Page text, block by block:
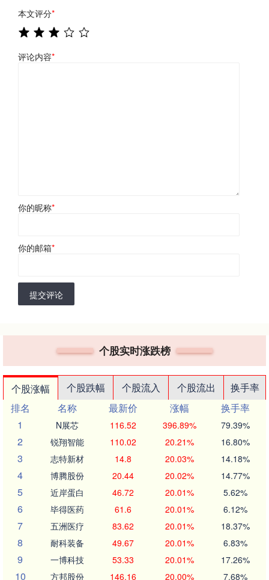
本文评分*
评论内容*
你的昵称*
你的邮箱*
提交评论
个股实时涨跌榜
个股涨幅 个股跌幅 个股流入 个股流出
换手率
排名
名称 最新价 涨幅
换手率
1
N展芯 116.52 396.89% 79.39%
2 锐翔智能 110.02 20.21% 16.80%
3 志特新材 14.8 20.03% 14.18%
4 博腾股份 20.44 20.02% 14.77%
5 近岸蛋白 46.72 20.01% 5.62%
6 毕得医药 61.6 20.01% 6.12%
7 五洲医疗 83.62 20.01% 18.37%
8 耐科装备 49.67 20.01% 6.83%
9 一博科技 53.33 20.01% 17.26%
10 方邦股份 146.16 20.00% 7.68%